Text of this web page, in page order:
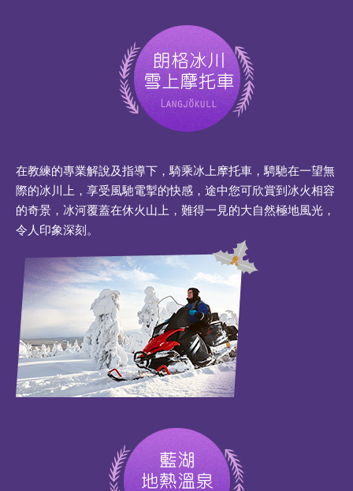
在教練的專業解說及指導下，騎乘冰上摩托車，騁馳在一望無
際的冰川上，享受風馳電掣的快感，途中您可欣賞到冰火相容
的奇景，冰河覆蓋在休火山上，難得一見的大自然極地風光，
令人印象深刻。